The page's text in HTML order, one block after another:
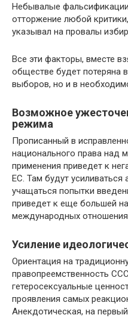
Небывалые
отторжение любой
указывал на провалы
Все эти факторы, вместе
обществе будет потеряна
выборов, но и в
Возможное
режима
Прописанный в
национального права над
применения приведет к
ЕС. Там будут усиливаться
учащаться попытки
приведет к еще большей
международных
Усиление
Ориентация на
правопреемственность
гетеросексуальные
проявления самых
Анекдотическая, на